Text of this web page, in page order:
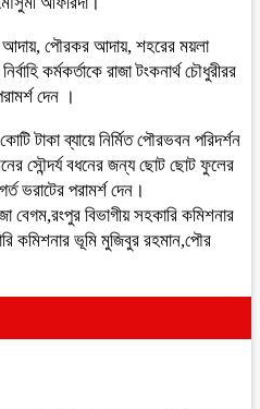
আদায়, পৌরকর আদায়, শহরের ময়লা
কর্মকর্তাকে রাজা টংকনার্থ চৌধুরীরর
দেন ।
টাকা ব্যায়ে নির্মিত পৌরভবন পরিদর্শন
সৌন্দর্য বধনের জন্য ছোট ছোট ফুলের
ভরাটের পরামর্শ দেন।
বিভাগীয় সহকারি কমিশনার
কমিশনার ভূমি মুজিবুর রহমান,পৌর